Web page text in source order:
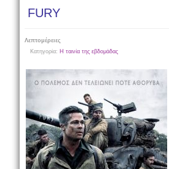
FURY
Λεπτομέρειες
Κατηγορία: Η ταινία της εβδομάδας